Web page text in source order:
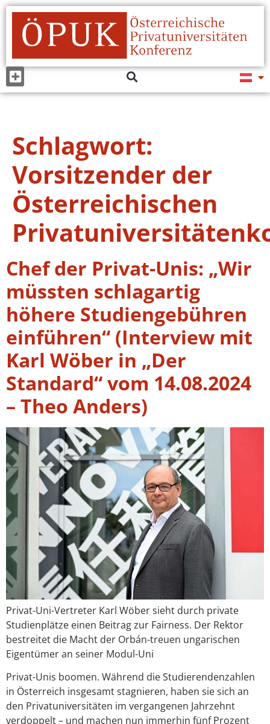
Schlagwort:
Vorsitzender der
Österreichischen
Chef der Privat-Unis: „Wir
müssten schlagartig
höhere Studiengebühren
einführen“ (Interview mit
Karl Wöber in „Der
Standard“ vom 14.08.2024
– Theo Anders)
Privat-Uni-Vertreter Karl Wöber sieht durch private
Studienplätze einen Beitrag zur Fairness. Der Rektor
bestreitet die Macht der Orbán-treuen ungarischen
Eigentümer an seiner Modul-Uni
Privat-Unis boomen. Während die Studierendenzahlen
in Österreich insgesamt stagnieren, haben sie sich an
den Privatuniversitäten im vergangenen Jahrzehnt
verdoppelt – und machen nun immerhin fünf Prozent